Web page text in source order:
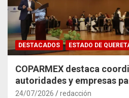
DESTACADOS ESTADO DE
COPARMEX destaca
autoridades y empresas
impacto del Tren
24/07/2026 redacción